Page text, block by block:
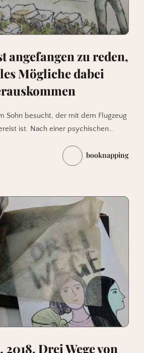
angefangen zu reden,
Mögliche dabei
Sohn besucht, der mit dem Flugzeug
ist. Nach einer psychischen…
booknapping
2018. Drei Wege von